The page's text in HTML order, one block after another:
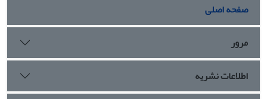
صفحه اصلی
مرور
اطلاعات نشریه